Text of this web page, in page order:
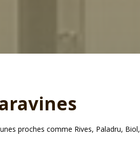
proches comme Rives, Paladru, Biol,